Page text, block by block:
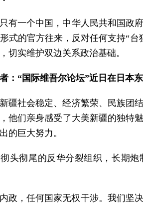
有一个中国，中华人民共和国政
式的官方往来，反对任何支持“
切实维护双边关系政治基础。
：“国际维吾尔论坛”近日在日本
疆社会稳定、经济繁荣、民族团
他们亲身感受了大美新疆的独特
的巨大努力。
头彻尾的反华分裂组织，长期
政，任何国家无权干涉。我们坚